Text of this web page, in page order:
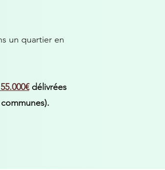
un quartier en
délivrées